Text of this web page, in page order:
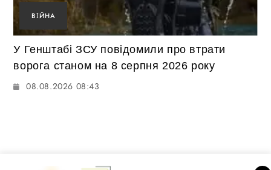
ВІЙНА
У Генштабі ЗСУ повідомили про втрати
ворога станом на 8 серпня 2026 року
08.08.2026 08:43